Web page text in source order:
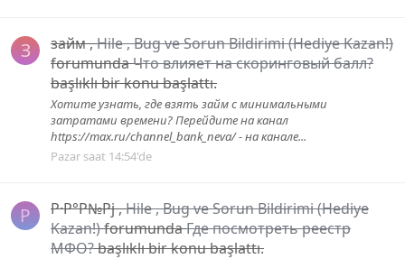
З займ,Hile , Bug ve Sorun Bildirimi (Hediye Kazan!)
forumundaЧто влияет на скоринговый балл?
başlıklı bir konu başlattı.
Хотите узнать, где взять займ с минимальными
затратами времени? Перейдите на канал
https://max.ru/channel_bank_neva/ - на канале...
Pazar saat 14:54'de
Р Р·Р°Р№Рј,Hile , Bug ve Sorun Bildirimi (Hediye
Kazan!)forumundaГде посмотреть реестр
МФО?başlıklı bir konu başlattı.